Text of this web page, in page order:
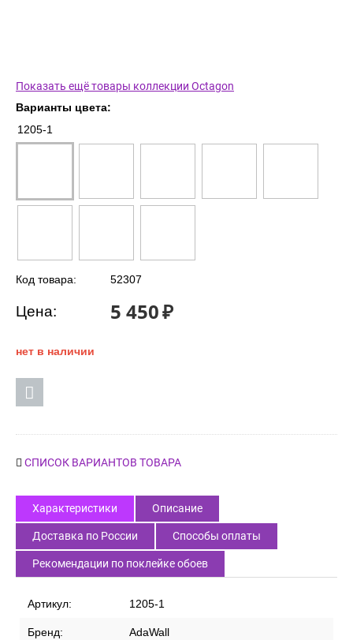
Показать ещё товары коллекции Octagon
Варианты цвета:
1205-1
Код товара: 52307
Цена: 5 450₽
нет в наличии
СПИСОК ВАРИАНТОВ ТОВАРА
Характеристики Описание
Доставка по России Способы оплаты
Рекомендации по поклейке обоев
Артикул: 1205-1
Бренд: AdaWall